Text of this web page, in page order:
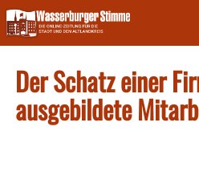
Skip
to
content
Der Schatz einer
ausgebildete